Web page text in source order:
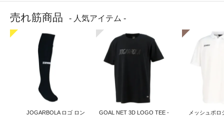
売れ筋商品 - 人気アイテム -
JOGARBOLA ロゴ ロン
GOAL NET 3D LOGO TEE -
メッシュポロ